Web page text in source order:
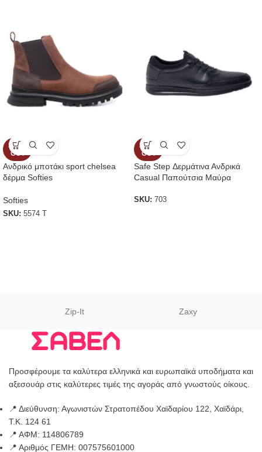
SOLD
OUT
Ανδρικό μποτάκι sport chelsea
δέρμα Softies
Softies
SKU: 5574 T
SOLD
OUT
Safe Step Δερμάτινα Ανδρικά
Casual Παπούτσια Μαύρα
SKU: 703
Zip-It Zaxy
Προσφέρουμε τα καλύτερα ελληνικά και ευρωπαϊκά υποδήματα και
αξεσουάρ στις καλύτερες τιμές της αγοράς από γνωστούς οίκους.
📍 Διεύθυνση: Αγωνιστών Στρατοπέδου Χαϊδαρίου 122, Χαϊδάρι,
Τ.Κ. 124 61
📍 ΑΦΜ: 114806789
📍 Αριθμός ΓΕΜΗ: 007575601000